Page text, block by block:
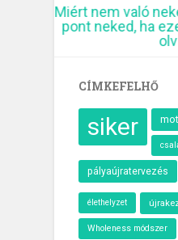
Miért nem való
pont neked, ha
CÍMKEFELHŐ
siker
pályaújratervezés
élethelyzet
Wholeness módszer